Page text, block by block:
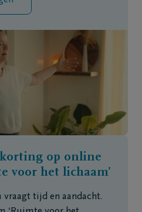
op online
voor het lichaam’
tijd en aandacht.